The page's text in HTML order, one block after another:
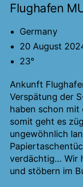
Flughafen
Germany
20 August
23°
Ankunft
Verspätung der
haben schon mit
somit geht es
ungewöhnlich
verdächtig… Wir
und stöbern im